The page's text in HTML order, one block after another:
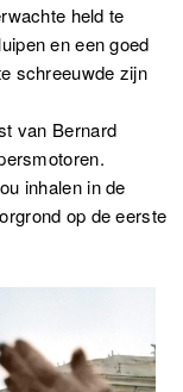
held te
en een goed
schreeuwde zijn
van Bernard
inhalen in de
op de eerste